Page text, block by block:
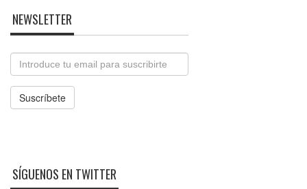
NEWSLETTER
Email
Suscríbete
SÍGUENOS EN TWITTER